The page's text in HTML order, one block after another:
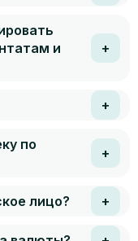
и
по
лицо?